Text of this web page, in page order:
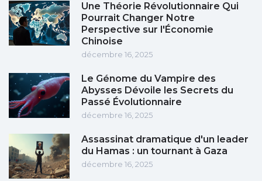
Une Théorie Révolutionnaire Qui
Pourrait Changer Notre
Perspective sur l'Économie
Chinoise
décembre 16, 2025
Le Génome du Vampire des
Abysses Dévoile les Secrets du
Passé Évolutionnaire
décembre 16, 2025
Assassinat dramatique d'un leader
du Hamas : un tournant à Gaza
décembre 16, 2025